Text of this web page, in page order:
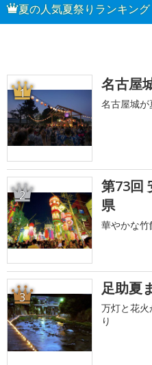
夏の人気夏祭りランキン
1 名古屋
名古屋城
2
第73回
県
華やかな
3 足助夏
万灯と花
り